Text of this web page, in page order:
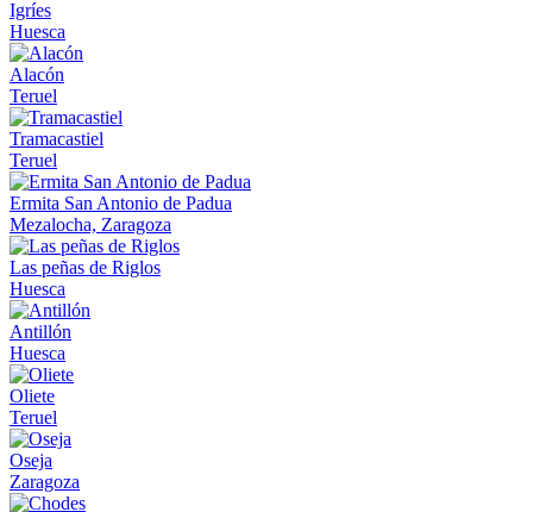
Igríes
Huesca
Alacón
Teruel
Tramacastiel
Teruel
Ermita San Antonio de Padua
Mezalocha, Zaragoza
Las peñas de Riglos
Huesca
Antillón
Huesca
Oliete
Teruel
Oseja
Zaragoza